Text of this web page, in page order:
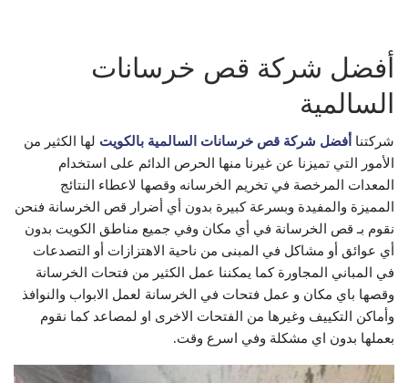
أفضل شركة قص خرسانات
السالمية
شركتنا أفضل شركة قص خرسانات السالمية بالكويت لها الكثير من
الأمور التي تميزنا عن غيرنا منها الحرص الدائم على استخدام
المعدات المرخصة في تخريم الخرسانه وقصها لاعطاء النتائج
المميزة والمفيدة وبسرعة كبيرة بدون أي أضرار قص الخرسانة فنحن
نقوم بـ قص الخرسانة في أي مكان وفي جميع مناطق الكويت بدون
أي عوائق أو مشاكل في المبنى من ناحية الاهتزازات أو التصدعات
في المباني المجاورة كما يمكننا عمل الكثير من فتحات الخرسانة
وقصها باي مكان و عمل فتحات في الخرسانة لعمل الابواب والنوافذ
وأماكن التكييف وغيرها من الفتحات الاخرى او لمصاعد كما نقوم
بعملها بدون اي مشكلة وفي اسرع وقت.